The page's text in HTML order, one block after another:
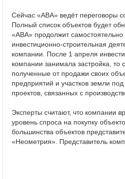
Сейчас «АВА» ведёт переговоры
Полный список объектов будет
«АВА» продолжит
инвестиционно-строительная
компании. После 1 апреля
компании занимала застройка, то
полученные от продажи своих
предприятий и участков земли
проектов, связанных с
Эксперты считают, что компании
уровень спроса на покупку
большинства объектов
«Неометрия». Представитель